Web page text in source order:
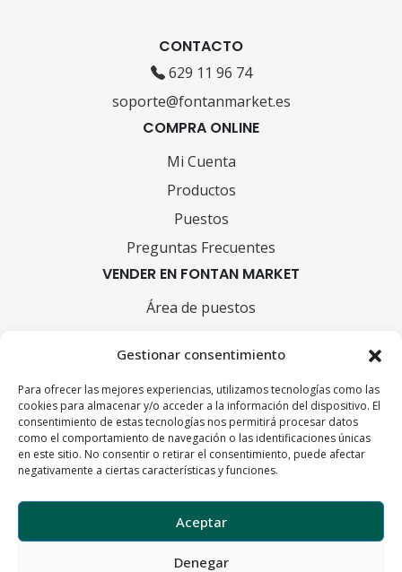
Gestionar consentimiento
Para ofrecer las mejores experiencias, utilizamos tecnologías como las
cookies para almacenar y/o acceder a la información del dispositivo. El
consentimiento de estas tecnologías nos permitirá procesar datos
como el comportamiento de navegación o las identificaciones únicas
en este sitio. No consentir o retirar el consentimiento, puede afectar
negativamente a ciertas características y funciones.
Aceptar
Denegar
CONTACTO
629 11 96 74
soporte@fontanmarket.es
COMPRA ONLINE
Mi Cuenta
Productos
Puestos
Preguntas Frecuentes
VENDER EN FONTAN MARKET
Área de puestos
INFORMACIÓN
Condiciones de compra y devoluciones
FORMAS DE PAGO